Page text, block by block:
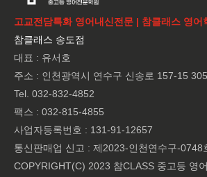
고교전담특화 영어내신전문 | 참클래스 영어
참클래스 송도점
대표 : 유서호
주소 : 인천광역시 연수구 신송로 157-15
Tel. 032-832-4852
팩스 : 032-815-4855
사업자등록번호 : 131-91-12657
통신판매업 신고 : 제2023-인천연수구-0748
COPYRIGHT(C) 2023 참CLASS 중고등 영